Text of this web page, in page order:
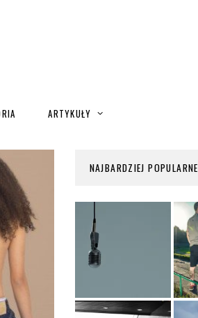
ARTYKUŁY
NAJBARDZIEJ POPULARNE